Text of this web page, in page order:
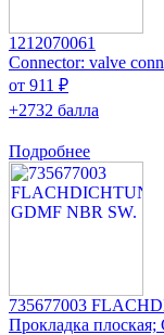
1212070061
Connector: valve
от 911 ₽
+2732 балла
Подробнее
735677003
Прокладка